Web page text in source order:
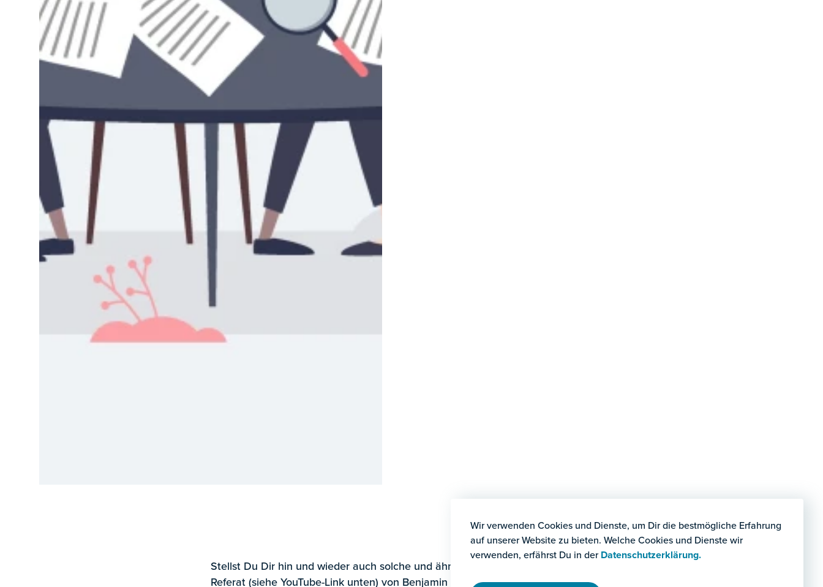
Stellst Du Dir hin und wieder auch solche und ähnliche Fragen? Im folgenden
Referat (siehe YouTube-Link unten) von Benjamin Domenig erhältst Du wichtige
Wir verwenden Cookies und Dienste, um Dir die bestmögliche Erfahrung
auf unserer Website zu bieten. Welche Cookies und Dienste wir
verwenden, erfährst Du in derDatenschutzerklärung.